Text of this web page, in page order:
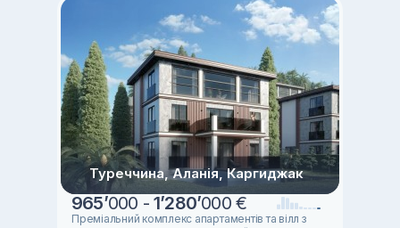
Туреччина, Аланія, Каргиджак
965’000 -1’280’000 €
Преміальний комплекс апартаментів та вілл з